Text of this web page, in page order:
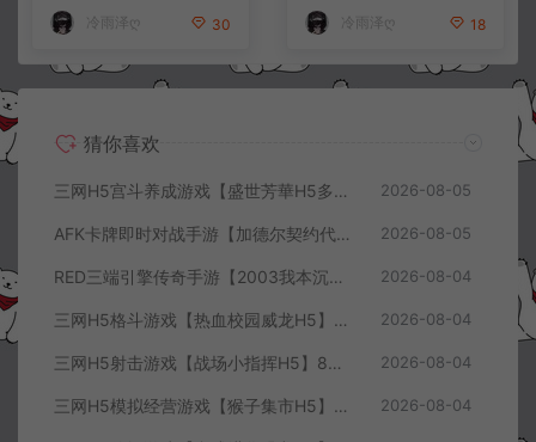
冷雨泽ღ 30 冷雨泽ღ 18
猜你喜欢
三网H5宫斗养成游戏【盛世芳華H5多区跨服代金券内购优化版】8月最新整理Linux手工服务端+CDK授权后台+全资源安卓+详细搭建教程+视频教程 2026-08-05
AFK卡牌即时对战手游【加德尔契约代金券内购修复版】8月最新整理Linux手工服务端+前后端全套源码+CDK授权后台+安卓苹果双端+详细搭建教程+视频教程 2026-08-05
RED三端引擎传奇手游【2003我本沉默三职业】8月最新整理Win一键服务端+PC安卓+详细搭建教程 2026-08-04
三网H5格斗游戏【热血校园威龙H5】8月最新整理Linux手工服务端+Win一键服务端+解压即玩+简易安卓客户端+详细搭建教程 2026-08-04
三网H5射击游戏【战场小指挥H5】8月最新整理Linux手工服务端+Win一键服务端+解压即玩+简易安卓客户端+详细搭建教程 2026-08-04
三网H5模拟经营游戏【猴子集市H5】8月最新整理Linux手工服务端+Win一键服务端+解压即玩+简易安卓客户端+详细搭建教程 2026-08-04